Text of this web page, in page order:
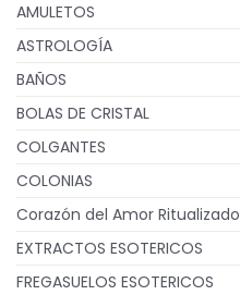
AMULETOS
ASTROLOGÍA
BAÑOS
BOLAS DE CRISTAL
COLGANTES
COLONIAS
Corazón del Amor Ritualizado
EXTRACTOS ESOTERICOS
FREGASUELOS ESOTERICOS